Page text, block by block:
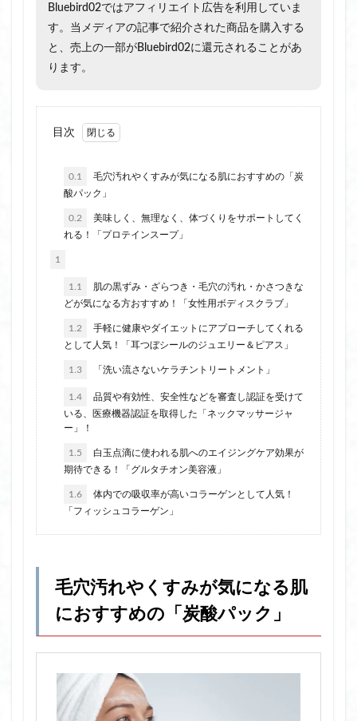
Bluebird02ではアフィリエイト広告を利用していま
す。当メディアの記事で紹介された商品を購入する
と、売上の一部がBluebird02に還元されることがあ
ります。
目次
0.1
毛穴汚れやくすみが気になる肌におすすめの「炭
酸パック」
0.2
美味しく、無理なく、体づくりをサポートしてく
れる！「プロテインスープ」
1
1.1
肌の黒ずみ・ざらつき・毛穴の汚れ・かさつきな
どが気になる方おすすめ！「女性用ボディスクラブ」
1.2
手軽に健康やダイエットにアプローチしてくれる
として人気！「耳つぼシールのジュエリー＆ピアス」
1.3 「洗い流さないケラチントリートメント」
1.4
品質や有効性、安全性などを審査し認証を受けて
いる、医療機器認証を取得した「ネックマッサージャ
ー」！
1.5
白玉点滴に使われる肌へのエイジングケア効果が
期待できる！「グルタチオン美容液」
1.6
体内での吸収率が高いコラーゲンとして人気！
「フィッシュコラーゲン」
毛穴汚れやくすみが気になる肌
におすすめの「炭酸パック」